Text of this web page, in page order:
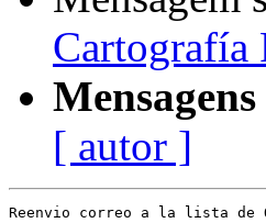
Cartografía
[ autor ]
Reenvio correo a la lista de